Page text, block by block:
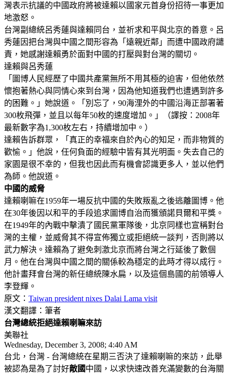
灣表示抗議的中國政府將被達賴以國家元首身份招待一事更加
地激怒。
台灣副總統呂秀蓮與達賴同台，並祈求和平與北京的善意。呂
秀蓮因把台灣與中國之間形容為「遠親近鄰」而遭中國政府譴
責，她感謝達賴勇於面對中國的打壓與對台灣的關切。
達賴與呂秀蓮
「圖博人民經歷了中國共產黨無所不用其極的迫害，但他依然
懷抱著熱心與同情心來到台灣，因為他知道我們也遭遇到許多
的困難。」她說道。「別忘了，90海浬外的中國沿海正部署著
300枚飛彈，並且以每年50枚的速度增加。」（譯按：2008年
最新數字為1,300枚左右，持續增加中。）
達賴告訴群眾，「真正的幸福來自於內心的知足，而非物質的
歡愉。」他說，任何負面的經驗中皆有其光明面。失去自己的
家園是很不幸的，但我也因此而有機會認識更多人，並以他們
為師。他說道。
中國的威脅
達賴喇嘛在1959年一場反抗中國的失敗叛亂之後逃離圖博。他
在30年後因以和平的手段追求圖博自治而獲頒諾貝爾和平獎。
在1949年的內戰中擊潰了國民黨軍隊後，北京同樣也宣稱對台
灣的主權，並威脅其不得宣佈獨立或拒絕統一談判，否則將以
武力解決。達賴為了避免刺激北京而將台灣之行延後了數個
月。他在台灣與中國之間的關係較為穩定的此時才得以成行。
他計畫拜會台灣的新任總統陳水扁，以及這個島國的前領導人
李登輝。
原文： Taiwan president nixes Dalai Lama visit
漢文翻譯：筆者
台灣總統拒絕達賴喇嘛來訪
美聯社
Wednesday, December 3, 2008; 4:40 AM
台北，台灣 - 台灣總統在星期三否決了達賴喇嘛的來訪，此舉
被認為是為了討好敵國中國，以求快速改善充滿變數的台海關